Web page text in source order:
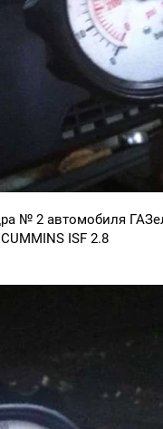
№ 2 автомобиля
CUMMINS ISF 2.8